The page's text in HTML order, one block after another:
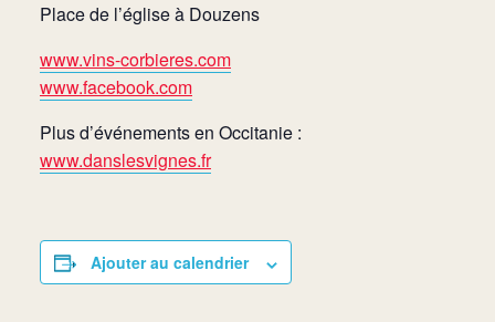
Place de l’église à Douzens
www.vins-corbieres.com
www.facebook.com
Plus d’événements en Occitanie :
www.danslesvignes.fr
Ajouter au calendrier